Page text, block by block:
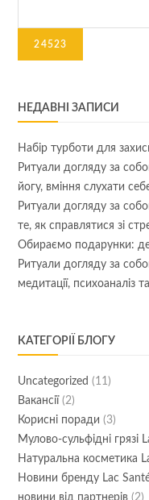
НЕДАВНІ ЗАПИСИ
Набір турботи для
Ритуали догляду за
йогу, вміння слухати
Ритуали догляду за
те, як справлятися зі
Обираємо подарунки:
Ритуали догляду за
медитації, психоаналіз та
КАТЕГОРІЇ БЛОГУ
Uncategorized (11)
Вакансії (2)
Корисні поради (3)
Мулово-сульфідні грязі
Натуральна косметика
Новини бренду Lac
новини від партнерів (2)